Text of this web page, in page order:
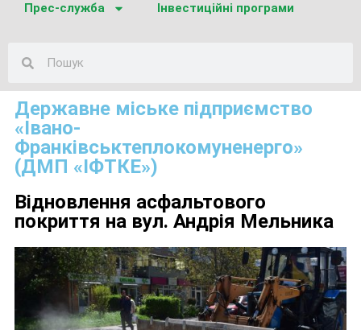
Прес-служба Інвестиційні програми
Державне міське підприємство
«Івано-
Франківськтеплокомуненерго»
(ДМП «ІФТКЕ»)
Відновлення асфальтового
покриття на вул. Андрія Мельника